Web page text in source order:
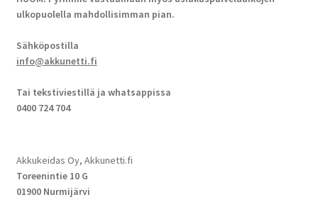
ulkopuolella mahdollisimman pian.
Sähköpostilla
info@akkunetti.fi
Tai tekstiviestillä ja whatsappissa
0400 724 704
Akkukeidas Oy, Akkunetti.fi
Toreenintie 10 G
01900 Nurmijärvi